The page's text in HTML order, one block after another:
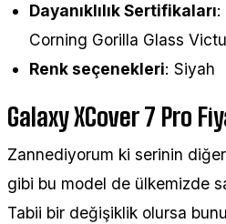
Dayanıklılık Sertifikaları:
Corning Gorilla Glass
Renk seçenekleri: Siyah
Galaxy XCover 7 Pro
Zannediyorum ki serinin
gibi bu model de ülkemizde
Tabii bir değişiklik olursa